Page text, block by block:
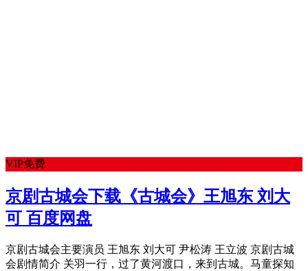
VIP免费
京剧古城会下载《古城会》王旭东 刘大
可 百度网盘
京剧古城会主要演员 王旭东 刘大可 尹松涛 王立波 京剧古城
会剧情简介 关羽一行，过了黄河渡口，来到古城。马童探知